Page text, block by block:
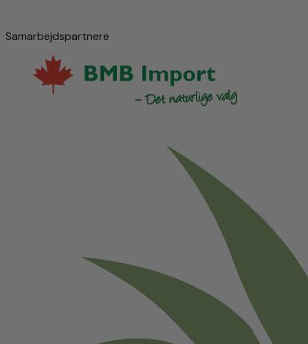
Samarbejdspartnere